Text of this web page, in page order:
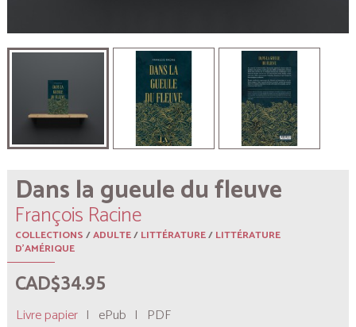
Dans la gueule du fleuve
François Racine
COLLECTIONS/ADULTE/LITTÉRATURE/LITTÉRATURE
D'AMÉRIQUE
CAD$34.95
Livre papier | ePub | PDF